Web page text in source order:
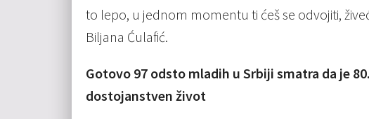
to lepo, u jednom momentu ti ćeš se odvojiti,
Biljana Ćulafić.
Gotovo 97 odsto mladih u Srbiji smatra da je
dostojanstven život